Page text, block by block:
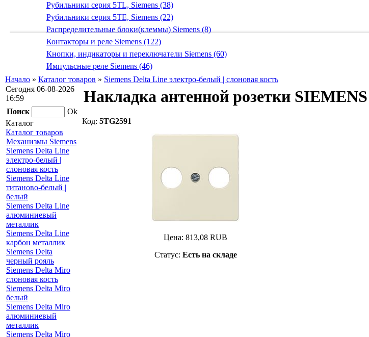
Рубильники серия 5TL, Siemens (38)
Рубильники серия 5TE, Siemens (22)
Распределительные блоки(клеммы) Siemens (8)
Контакторы и реле Siemens (122)
Кнопки, индикаторы и переключатели Siemens (60)
Импульсные реле Siemens (46)
Начало » Каталог товаров » Siemens Delta Line электро-белый | слоновая кость
Сегодня 06-08-2026
16:59
Поиск
Ok
Каталог
Каталог товаров
Механизмы Siemens
Siemens Delta Line
электро-белый |
слоновая кость
Siemens Delta Line
титаново-белый |
белый
Siemens Delta Line
алюминиевый
металлик
Siemens Delta Line
карбон металлик
Siemens Delta
черный рояль
Siemens Delta Miro
слоновая кость
Siemens Delta Miro
белый
Siemens Delta Miro
алюминиевый
металлик
Siemens Delta Miro
Накладка антенной розетки
Код: 5TG2591
Цена: 813,08 RUB
Статус: Есть на складе